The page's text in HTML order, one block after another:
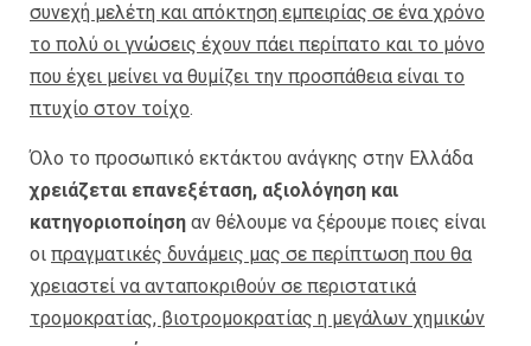
συνεχή μελέτη και απόκτηση εμπειρίας σε ένα χρόνο
το πολύ οι γνώσεις έχουν πάει περίπατο και το μόνο
που έχει μείνει να θυμίζει την προσπάθεια είναι το
πτυχίο στον τοίχο.
Όλο το προσωπικό εκτάκτου ανάγκης στην Ελλάδα
χρειάζεται επανεξέταση, αξιολόγηση και
κατηγοριοποίηση αν θέλουμε να ξέρουμε ποιες είναι
οι πραγματικές δυνάμεις μας σε περίπτωση που θα
χρειαστεί να ανταποκριθούν σε περιστατικά
τρομοκρατίας, βιοτρομοκρατίας η μεγάλων χημικών